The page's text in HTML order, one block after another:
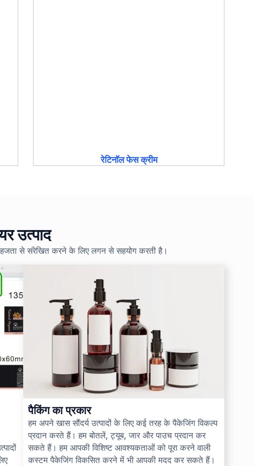
रेटिनॉल फेस क्रीम
उत्पाद
से संरेखित करने के लिए लगन से सहयोग करती है।
पैकिंग का प्रकार
हम अपने खास सौंदर्य उत्पादों के लिए कई तरह के पैकेजिंग विकल्प
प्रदान करते हैं। हम बोतलें, ट्यूब, जार और पाउच प्रदान कर
सकते हैं। हम आपकी विशिष्ट आवश्यकताओं को पूरा करने वाली
कस्टम पैकेजिंग विकसित करने में भी आपकी मदद कर सकते हैं।